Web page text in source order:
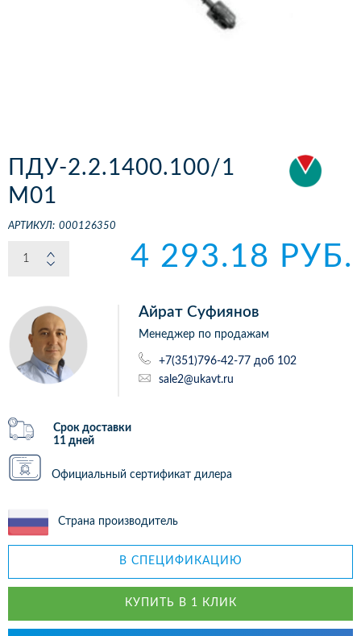
ПДУ-2.2.1400.100/1
М01
АРТИКУЛ: 000126350
4 293.18 РУБ.
Айрат Суфиянов
Менеджер по продажам
+7(351)796-42-77 доб 102
sale2@ukavt.ru
Срок доставки
11 дней
Официальный сертификат дилера
Страна производитель
В СПЕЦИФИКАЦИЮ
КУПИТЬ В 1 КЛИК